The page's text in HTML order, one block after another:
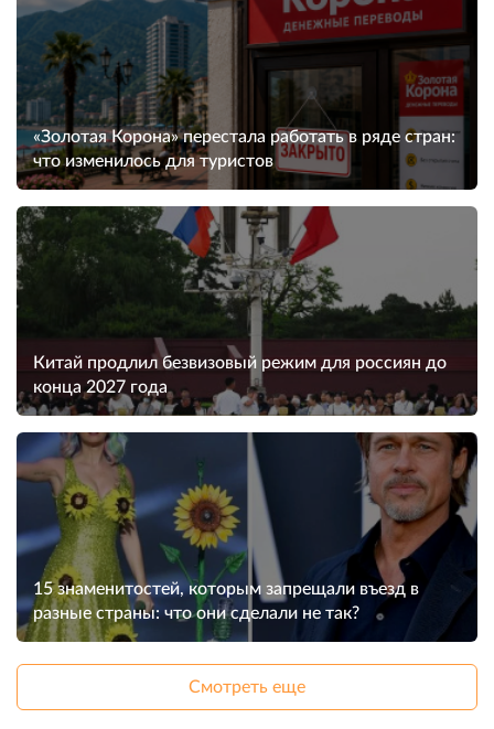
«Золотая Корона» перестала работать в ряде стран:
что изменилось для туристов
Китай продлил безвизовый режим для россиян до
конца 2027 года
15 знаменитостей, которым запрещали въезд в
разные страны: что они сделали не так?
Смотреть еще